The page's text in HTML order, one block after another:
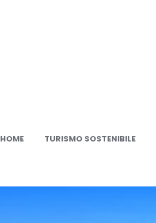
HOME TURISMO SOSTENIBILE